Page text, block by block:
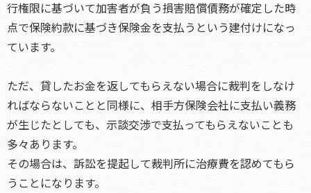
行権限に基づいて加害者が負う損害賠償債務が確定した時
点で保険約款に基づき保険金を支払うという建付けになっ
ています。
ただ、貸したお金を返してもらえない場合に裁判をしなけ
ればならないことと同様に、相手方保険会社に支払い義務
が生じたとしても、示談交渉で支払ってもらえないことも
多々あります。
その場合は、訴訟を提起して裁判所に治療費を認めてもら
うことになります。